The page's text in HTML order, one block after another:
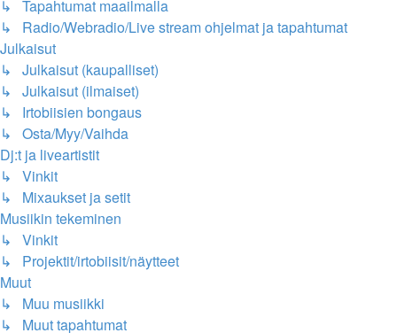
↳ Tapahtumat maailmalla
↳ Radio/Webradio/Live stream ohjelmat ja tapahtumat
Julkaisut
↳ Julkaisut (kaupalliset)
↳ Julkaisut (ilmaiset)
↳ Irtobiisien bongaus
↳ Osta/Myy/Vaihda
Dj:t ja liveartistit
↳ Vinkit
↳ Mixaukset ja setit
Musiikin tekeminen
↳ Vinkit
↳ Projektit/irtobiisit/näytteet
Muut
↳ Muu musiikki
↳ Muut tapahtumat